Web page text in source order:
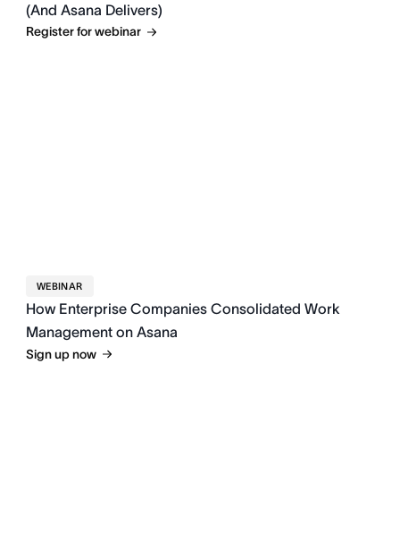
(And Asana Delivers)
Register for webinar
WEBINAR
How Enterprise Companies Consolidated Work
Management on Asana
Sign up now